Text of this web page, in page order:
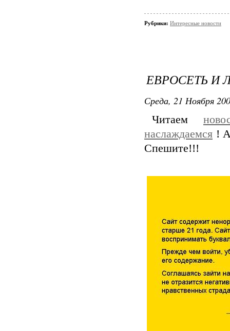
Рубрики: Интересные новости
ЕВРОСЕТЬ И
Среда, 21 Ноября
Читаем
наслаждаемся !
Спешите!!!